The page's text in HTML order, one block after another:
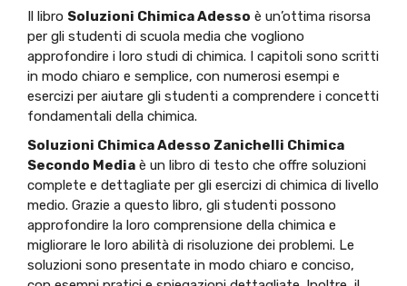
Il libro Soluzioni Chimica Adesso è un’ottima risorsa
per gli studenti di scuola media che vogliono
approfondire i loro studi di chimica. I capitoli sono scritti
in modo chiaro e semplice, con numerosi esempi e
esercizi per aiutare gli studenti a comprendere i concetti
fondamentali della chimica.
Soluzioni Chimica Adesso Zanichelli Chimica
Secondo Media è un libro di testo che offre soluzioni
complete e dettagliate per gli esercizi di chimica di livello
medio. Grazie a questo libro, gli studenti possono
approfondire la loro comprensione della chimica e
migliorare le loro abilità di risoluzione dei problemi. Le
soluzioni sono presentate in modo chiaro e conciso,